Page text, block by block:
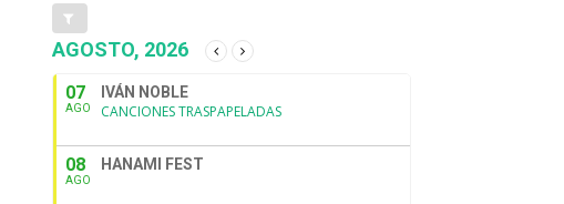
AGOSTO, 2026
07
AGO
IVÁN NOBLE
CANCIONES TRASPAPELADAS
08
AGO
HANAMI FEST